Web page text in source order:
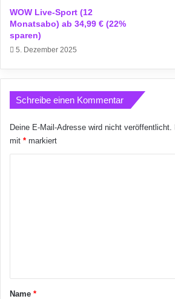
WOW Live-Sport (12
Monatsabo) ab 34,99 € (22%
sparen)
5. Dezember 2025
Schreibe einen Kommentar
Deine E-Mail-Adresse wird nicht veröffentlicht.
mit * markiert
aName *